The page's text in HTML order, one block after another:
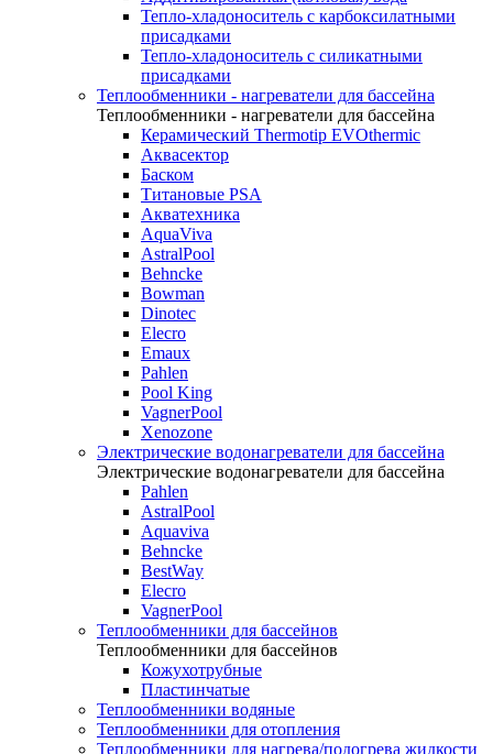
Тепло-хладоноситель с карбоксилатными
присадками
Тепло-хладоноситель с силикатными
присадками
Теплообменники - нагреватели для бассейна
Теплообменники - нагреватели для бассейна
Керамический Thermotip EVOthermic
Аквасектор
Баском
Титановые PSA
Акватехника
AquaViva
AstralPool
Behncke
Bowman
Dinotec
Elecro
Emaux
Pahlen
Pool King
VagnerPool
Xenozone
Электрические водонагреватели для бассейна
Электрические водонагреватели для бассейна
Pahlen
AstralPool
Aquaviva
Behncke
BestWay
Elecro
VagnerPool
Теплообменники для бассейнов
Теплообменники для бассейнов
Кожухотрубные
Пластинчатые
Теплообменники водяные
Теплообменники для отопления
Теплообменники для нагрева/подогрева жидкости